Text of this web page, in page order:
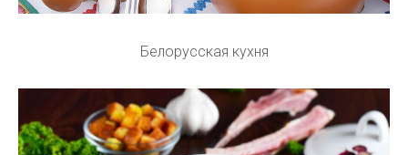
Белорусская кухня